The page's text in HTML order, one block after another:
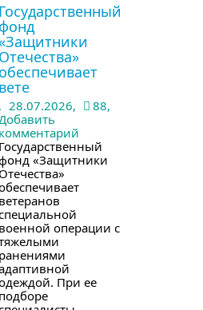
Государственный
фонд
Отечества»
обеспечивает
вете
, 28.07.2026,
88,
Добавить
комментарий
Государственный
«Защитники
Отечества»
ветеранов
военной операции с
ранениями
При ее
подборе